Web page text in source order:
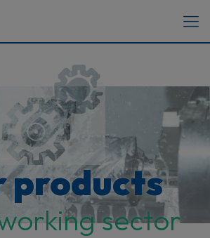
products
sector